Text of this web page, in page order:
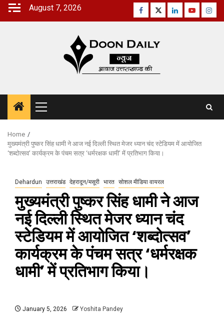
Skip
August 7, 2026 Facebook
TwitterLinkedinYoutube
Primary
Menu
Home
मुख्यमंत्री पुष्कर सिंह धामी ने आज नई दिल्ली स्थित मेजर ध्यान चंद स्टेडियम में आयोजित
‘शब्दोत्सव’ कार्यक्रम के पंचम सत्र ‘धर्मरक्षक धामी’ में प्रतिभाग किया।
Dehardun उत्तराखंड देहरादून/मसूरी भारत सोशल मीडिया वायरल
मुख्यमंत्री पुष्कर सिंह धामी ने आज
नई दिल्ली स्थित मेजर ध्यान चंद
स्टेडियम में आयोजित ‘शब्दोत्सव’
कार्यक्रम के पंचम सत्र ‘धर्मरक्षक
धामी’ में प्रतिभाग किया।
January 5, 2026 Yoshita Pandey